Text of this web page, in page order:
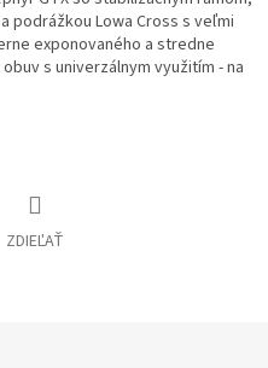
podrážkou Lowa Cross s veľmi
exponovaného a stredne
s univerzálnym využitím - na
ZDIEĽAŤ